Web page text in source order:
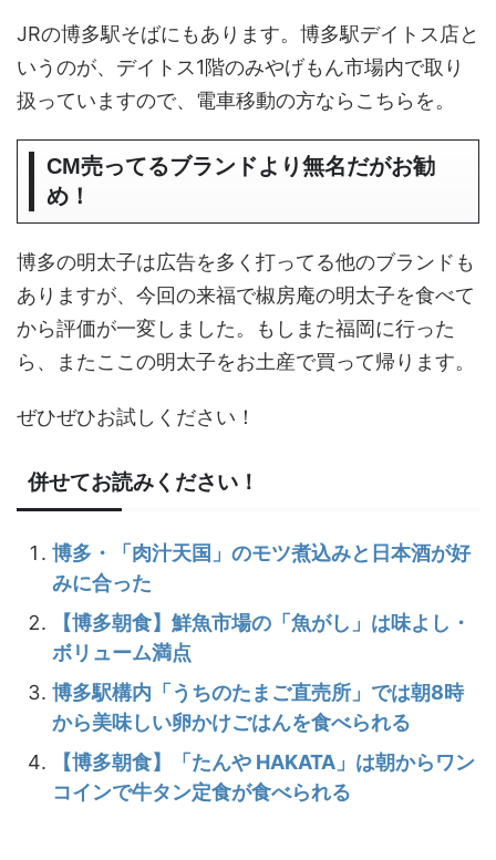
JRの博多駅そばにもあります。博多駅デイトス店と
いうのが、デイトス1階のみやげもん市場内で取り
扱っていますので、電車移動の方ならこちらを。
CM売ってるブランドより無名だがお勧
め！
博多の明太子は広告を多く打ってる他のブランドも
ありますが、今回の来福で椒房庵の明太子を食べて
から評価が一変しました。もしまた福岡に行った
ら、またここの明太子をお土産で買って帰ります。
ぜひぜひお試しください！
併せてお読みください！
博多・「肉汁天国」のモツ煮込みと日本酒が好
みに合った
【博多朝食】鮮魚市場の「魚がし」は味よし・
ボリューム満点
博多駅構内「うちのたまご直売所」では朝8時
から美味しい卵かけごはんを食べられる
【博多朝食】「たんや HAKATA」は朝からワン
コインで牛タン定食が食べられる